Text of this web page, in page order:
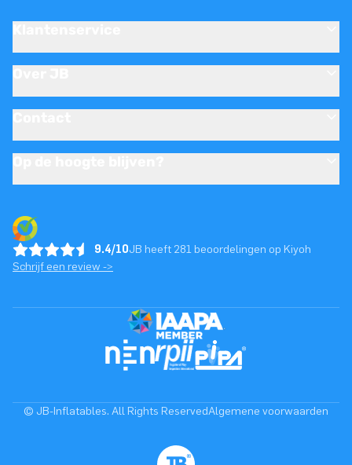
9.4/10JB heeft 281 beoordelingen op Kiyoh
Schrijf een review ->
© JB-Inflatables. All Rights ReservedAlgemene voorwaarden